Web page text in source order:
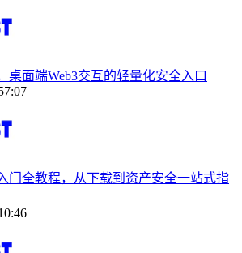
桌面端Web3交互的轻量化安全入口
门全教程，从下载到资产安全一站式指